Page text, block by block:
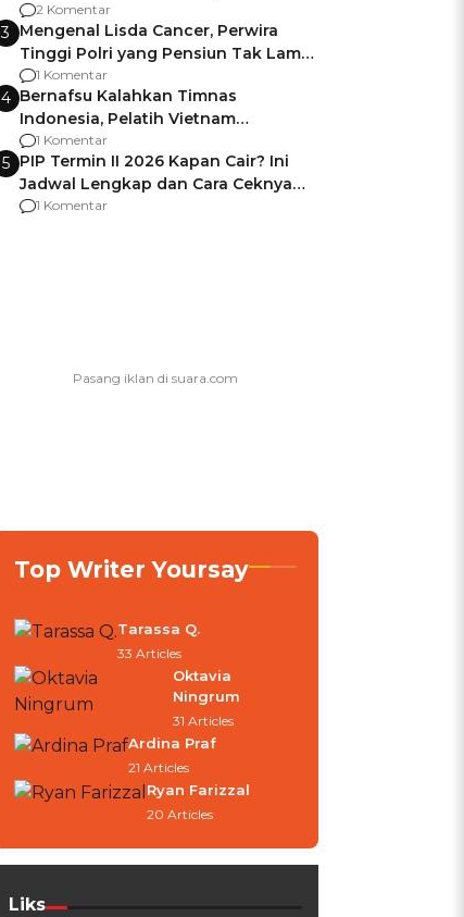
Pemalang
2 Komentar
3 Mengenal Lisda Cancer, Perwira
Tinggi Polri yang Pensiun Tak Lama
Usai Jadi Brigjen
1 Komentar
4 Bernafsu Kalahkan Timnas
Indonesia, Pelatih Vietnam
Berencana Pakai Jimat di Pakansari
1 Komentar
5 PIP Termin II 2026 Kapan Cair? Ini
Jadwal Lengkap dan Cara Ceknya
agar Dana Tidak Hangus!
1 Komentar
Top Writer Yoursay
Tarassa Q.
33 Articles
Oktavia
Ningrum
31 Articles
Ardina Praf
21 Articles
Ryan Farizzal
20 Articles
Liks